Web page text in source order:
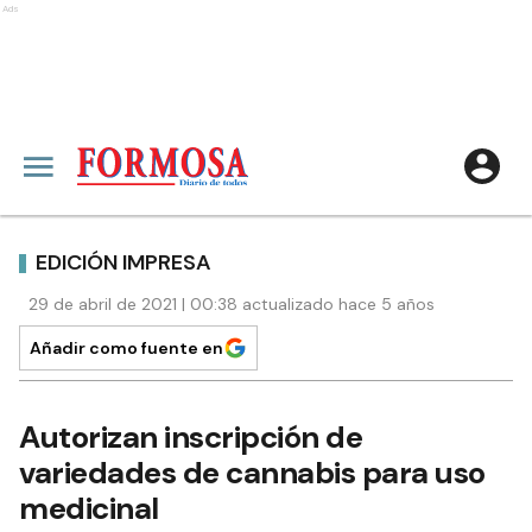
Ads
EDICIÓN IMPRESA
29 de abril de 2021 | 00:38 actualizado hace 5 años
Añadir como fuente en
Autorizan inscripción de
variedades de cannabis para uso
medicinal